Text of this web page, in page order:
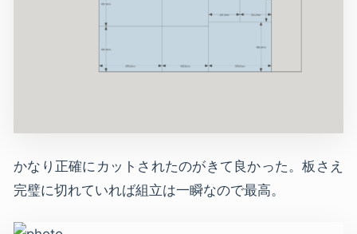
かなり正確にカットされたのがきて良かった。板さえ
完璧に切れていれば組立は一瞬なので最高。